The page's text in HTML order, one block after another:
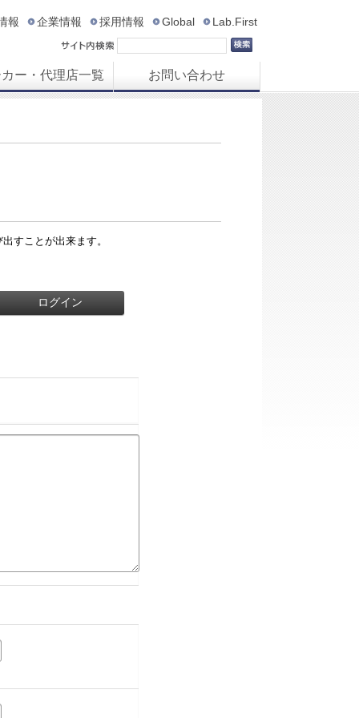
報 企業情報 採用情報 Global Lab.First
カー・代理店一覧 お問い合わせ
すことが出来ます。